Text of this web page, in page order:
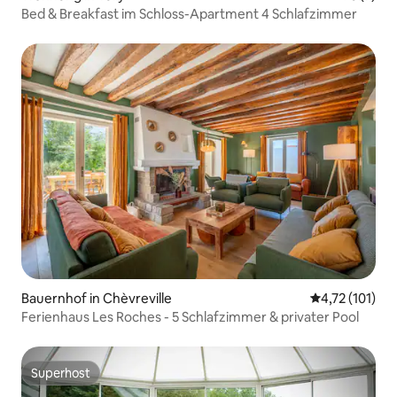
Bed & Breakfast im Schloss-Apartment 4 Schlafzimmer
Bauernhof in Chèvreville
4,72 (101)
Ferienhaus Les Roches - 5 Schlafzimmer & privater Pool
Superhost
Superhost